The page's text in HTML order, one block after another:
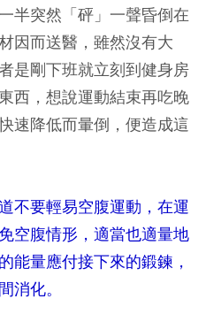
半突然「砰」一聲昏倒在
因而送醫，雖然沒有大
是剛下班就立刻到健身房
西，想說運動結束再吃晚
速降低而暈倒，便造成這
不要輕易空腹運動，在運
空腹情形，適當也適量地
能量應付接下來的鍛鍊，
消化。